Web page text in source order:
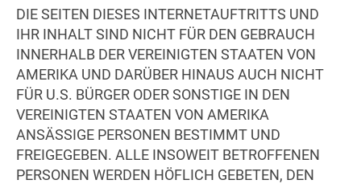
DIE SEITEN DIESES INTERNETAUFTRITTS UND
IHR INHALT SIND NICHT FÜR DEN GEBRAUCH
INNERHALB DER VEREINIGTEN STAATEN VON
AMERIKA UND DARÜBER HINAUS AUCH NICHT
FÜR U.S. BÜRGER ODER SONSTIGE IN DEN
VEREINIGTEN STAATEN VON AMERIKA
ANSÄSSIGE PERSONEN BESTIMMT UND
FREIGEGEBEN. ALLE INSOWEIT BETROFFENEN
PERSONEN WERDEN HÖFLICH GEBETEN, DEN